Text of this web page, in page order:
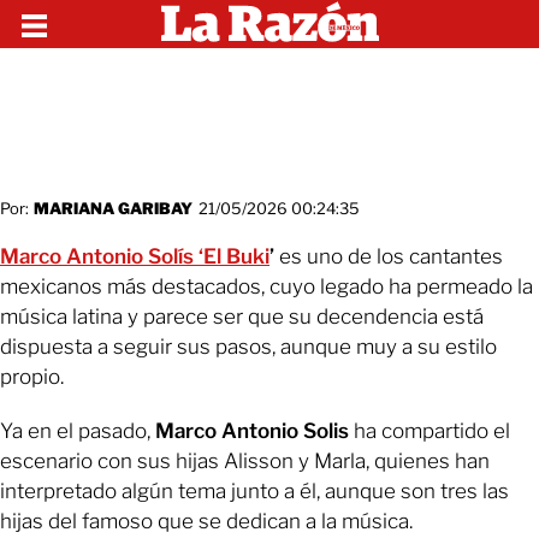
Por: MARIANA GARIBAY 21/05/2026 00:24:35
Marco Antonio Solís ‘El Buki’ es uno de los cantantes
mexicanos más destacados, cuyo legado ha permeado la
música latina y parece ser que su decendencia está
dispuesta a seguir sus pasos, aunque muy a su estilo
propio.
Ya en el pasado, Marco Antonio Solis ha compartido el
escenario con sus hijas Alisson y Marla, quienes han
interpretado algún tema junto a él, aunque son tres las
hijas del famoso que se dedican a la música.